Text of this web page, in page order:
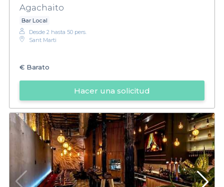
Agachaito
Bar Local
Desde 2 hasta 50 pers.
Sant Marti
€ Barato
Hacer una solicitud